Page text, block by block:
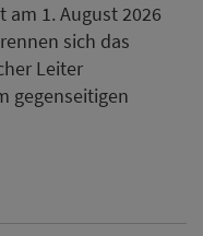
1. August 2026
sich das
Leiter
gegenseitigen